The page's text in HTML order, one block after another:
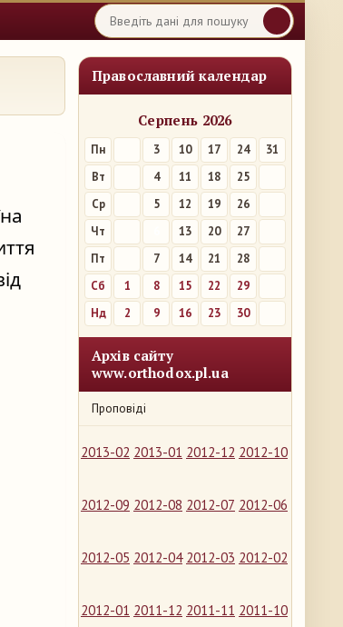
Православний календар
Серпень 2026
Пн 3 10 17 24
31
Вт
4 11 18
25
Ср
5 12 19
26
Чт
13 20
27
Пт
7 14 21
28
Сб
1 8 15 22
29
Нд
2 9 16 23 30
Архів сайту
www.orthodox.pl.ua
Проповіді
2013-02 2013-01 2012-12 2012-10
2012-09 2012-08 2012-07 2012-06
2012-05 2012-04 2012-03 2012-02
2012-01 2011-12 2011-11 2011-10